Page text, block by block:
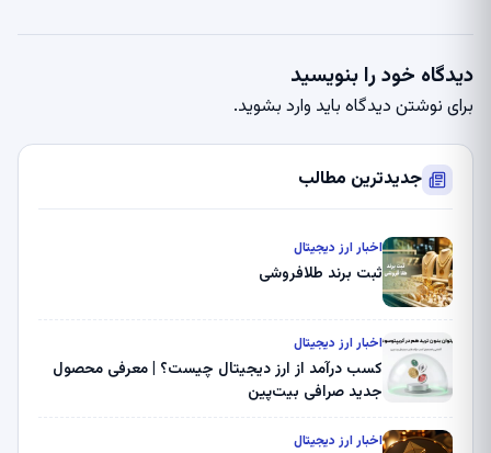
دیدگاه خود را بنویسید
برای نوشتن دیدگاه باید وارد بشوید.
جدیدترین مطالب
اخبار ارز دیجیتال
ثبت برند طلافروشی
اخبار ارز دیجیتال
کسب درآمد از ارز دیجیتال چیست؟ | معرفی محصول
جدید صرافی بیت‌پین
اخبار ارز دیجیتال